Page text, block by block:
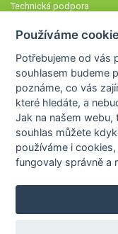
Technická podpora
Členové STOBklubu
Zásady nakládání s
Otestujte se
Spočítejte si
Výzva 52
Používáme
Potřebujeme od vás
souhlasem budeme
poznáme,co vás
které hledáte, a
Jak na našem webu,
souhlas můžete
používáme i
fungovaly správně a